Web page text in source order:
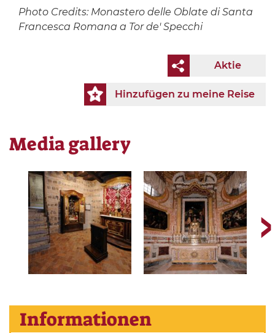
Photo Credits: Monastero delle Oblate di Santa
Francesca Romana a Tor de' Specchi
Aktie
Hinzufügen zu meine Reise
Media gallery
Informationen